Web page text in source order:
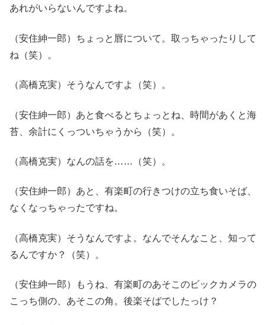
あれがいらないんですよね。
（安住紳一郎）ちょっと唇について。取っちゃったりして
ね（笑）。
（高橋克実）そうなんですよ（笑）。
（安住紳一郎）あと食べるとちょっとね、時間があくと海
苔、余計にくっついちゃうから（笑）。
（高橋克実）なんの話を……（笑）。
（安住紳一郎）あと、有楽町の行きつけの立ち食いそば、
なくなっちゃったですね。
（高橋克実）そうなんですよ。なんでそんなこと、知って
るんですか？（笑）。
（安住紳一郎）もうね、有楽町のあそこのビックカメラの
こっち側の、あそこの角。後楽そばでしたっけ？